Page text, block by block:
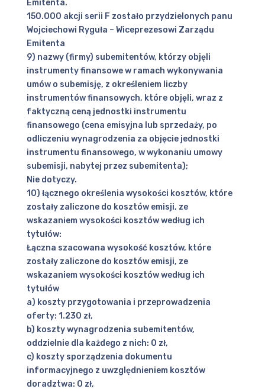
Emitenta.
150.000 akcji serii F zostało przydzielonych panu
Wojciechowi Ryguła – Wiceprezesowi Zarządu
Emitenta
9) nazwy (firmy) subemitentów, którzy objęli
instrumenty finansowe w ramach wykonywania
umów o subemisję, z określeniem liczby
instrumentów finansowych, które objęli, wraz z
faktyczną ceną jednostki instrumentu
finansowego (cena emisyjna lub sprzedaży, po
odliczeniu wynagrodzenia za objęcie jednostki
instrumentu finansowego, w wykonaniu umowy
subemisji, nabytej przez subemitenta);
Nie dotyczy.
10) łącznego określenia wysokości kosztów, które
zostały zaliczone do kosztów emisji, ze
wskazaniem wysokości kosztów według ich
tytułów:
Łączna szacowana wysokość kosztów, które
zostały zaliczone do kosztów emisji, ze
wskazaniem wysokości kosztów według ich
tytułów
a) koszty przygotowania i przeprowadzenia
oferty: 1.230 zł,
b) koszty wynagrodzenia subemitentów,
oddzielnie dla każdego z nich: 0 zł,
c) koszty sporządzenia dokumentu
informacyjnego z uwzględnieniem kosztów
doradztwa: 0 zł,